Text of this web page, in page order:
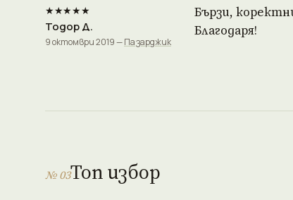
★★★★★
Тодор Д.
9 октомври 2019 —Пазарджик
Бързи,
Благодаря!
№ 03Топ избор